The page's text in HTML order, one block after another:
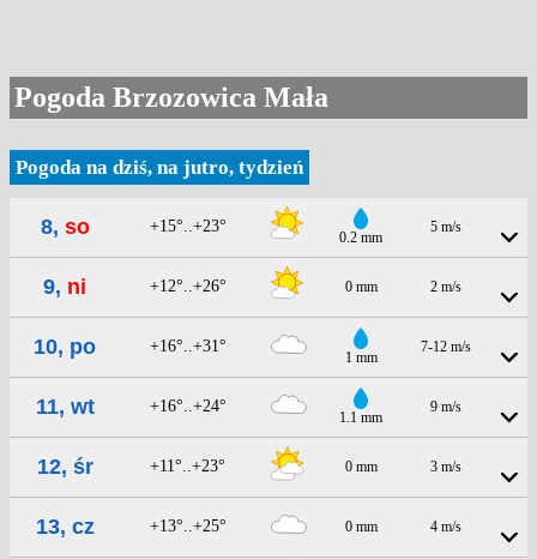
Pogoda Brzozowica Mała
Pogoda na dziś, na jutro, tydzień
8, so +15°..+23°
0.2 mm
5 m/s
9, ni +12°..+26° 0 mm 2 m/s
10, po +16°..+31°
1 mm
7-12 m/s
11, wt +16°..+24°
1.1 mm
9 m/s
12, śr +11°..+23° 0 mm 3 m/s
13, cz +13°..+25° 0 mm 4 m/s